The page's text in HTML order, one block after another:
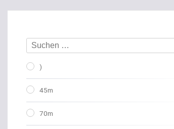
)
45m
70m